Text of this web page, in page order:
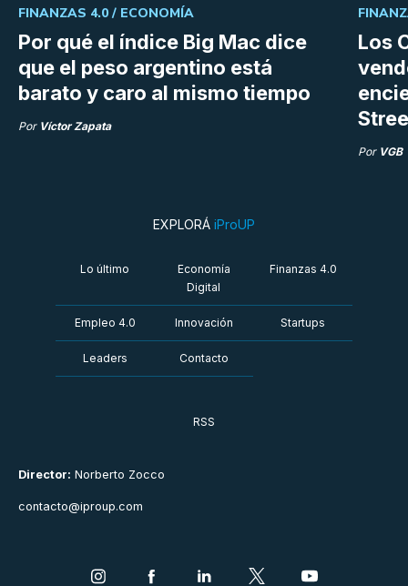
Por qué el índice Big Mac dice
que el peso argentino está
barato y caro al mismo tiempo
FINANZAS 4.0 / ECONOMÍA
Por Víctor Zapata
Los
Por VGB
Director: Norberto Zocco
contacto@iproup.com
EXPLORÁ iProUP
Lo último
Economía
Digital
Finanzas 4.0
Empleo 4.0 Innovación Startups
Leaders Contacto
RSS